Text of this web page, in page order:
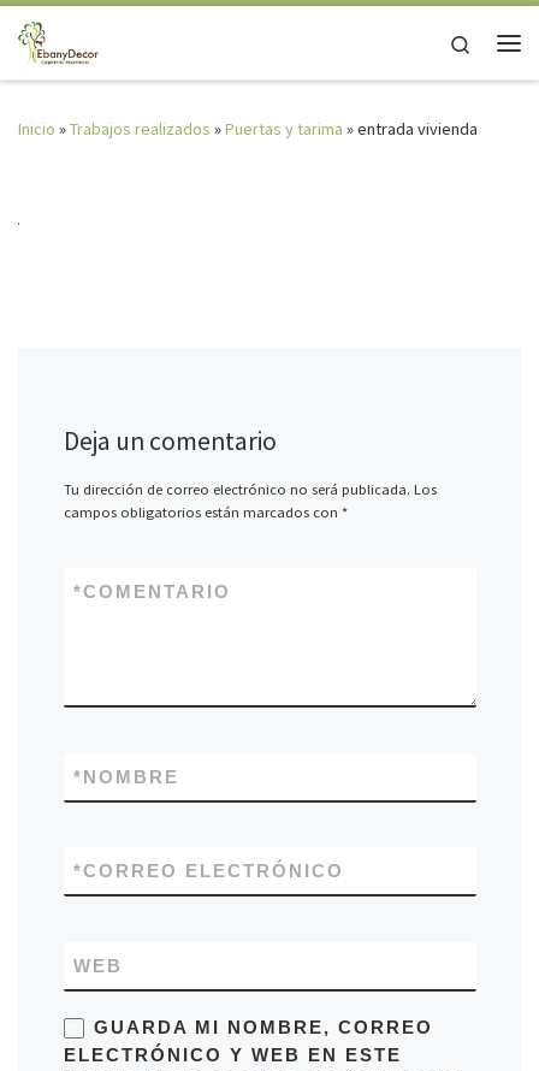
Saltar al contenido
Search
Inicio »Trabajos realizados »Puertas y tarima »entrada vivienda
Deja un comentario
Tu dirección de correo electrónico no será publicada. Los
campos obligatorios están marcados con *
COMENTARIO
*
NOMBRE
*
CORREO ELECTRÓNICO
*
WEB
GUARDA MI NOMBRE, CORREO
ELECTRÓNICO Y WEB EN ESTE